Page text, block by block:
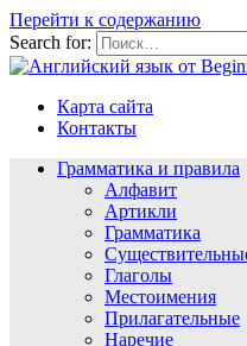
Перейти к содержанию
Search for:
Карта сайта
Контакты
Грамматика и правила
Алфавит
Артикли
Грамматика
Глаголы
Местоимения
Прилагательные
Наречие